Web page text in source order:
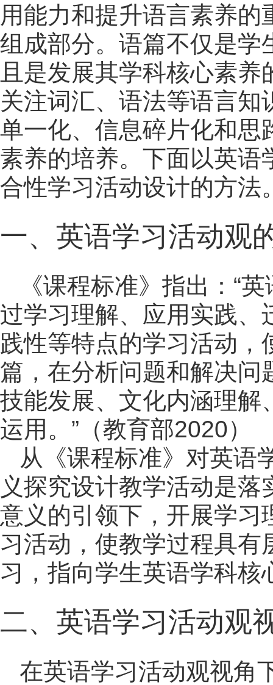
用能力和提升语言素养
组成部分。语篇不仅是学
且是发展其学科核心素
关注词汇、语法等语言
单一化、信息碎片化和思
素养的培养。下面以英语
合性学习活动设计的方法
一、英语学习活动观
《课程标准》指出：“
过学习理解、应用实践、
践性等特点的学习活动
篇，在分析问题和解决问
技能发展、文化内涵理解
运用。”（教育部2020）
从《课程标准》对英语
义探究设计教学活动是
意义的引领下，开展学习
习活动，使教学过程具
习，指向学生英语学科核
二、英语学习活动观
在英语学习活动观视角